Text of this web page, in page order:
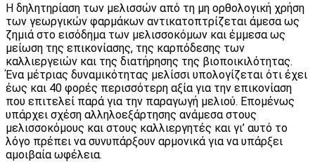
Η δηλητηρίαση των μελισσών από τη μη ορθολογική χρήση
των γεωργικών φαρμάκων αντικατοπτρίζεται άμεσα ως
ζημιά στο εισόδημα των μελισσοκόμων και έμμεσα ως
μείωση της επικονίασης, της καρπόδεσης των
καλλιεργειών και της διατήρησης της βιοποικιλότητας.
Ένα μέτριας δυναμικότητας μελίσσι υπολογίζεται ότι έχει
έως και 40 φορές περισσότερη αξία για την επικονίαση
που επιτελεί παρά για την παραγωγή μελιού. Επομένως
υπάρχει σχέση αλληλοεξάρτησης ανάμεσα στους
μελισσοκόμους και στους καλλιεργητές και γι’ αυτό το
λόγο πρέπει να συνυπάρξουν αρμονικά για να υπάρξει
αμοιβαία ωφέλεια.